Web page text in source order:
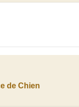
de Chien